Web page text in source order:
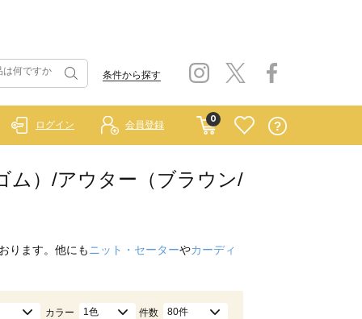
条件から探す
0
ログイン 会員登録
ム）/アウター（ブラウン/
ります。他にも ニット・セーターやカーディ
カラー 1色 件数 80件